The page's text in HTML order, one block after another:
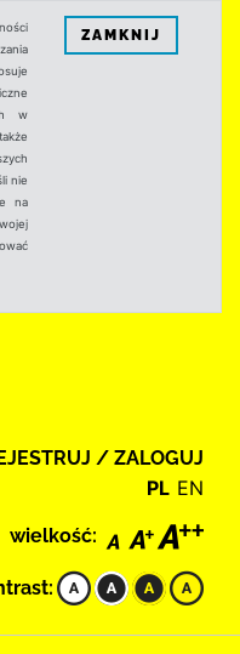
w
nie
na
ZAMKNIJ
/ ZALOGUJ
PL EN
wielkość: